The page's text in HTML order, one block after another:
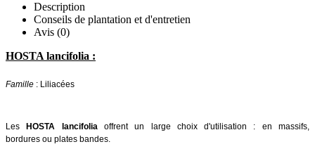
Description
Conseils de plantation et d'entretien
Avis (0)
HOSTA lancifolia :
Famille : Liliacées
Les HOSTA lancifolia
offrent un large choix d'utilisation : en massifs,
bordures ou plates bandes.